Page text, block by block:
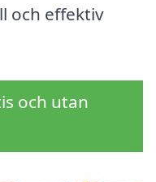
och effektiv
och utan